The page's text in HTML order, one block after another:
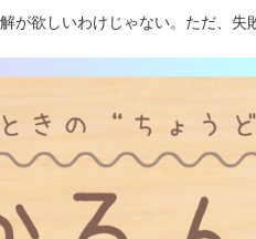
が欲しいわけじゃない。ただ、